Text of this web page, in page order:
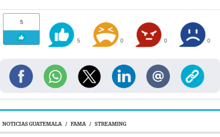
5
5 0 0 0
NOTICIAS GUATEMALA / FAMA / STREAMING